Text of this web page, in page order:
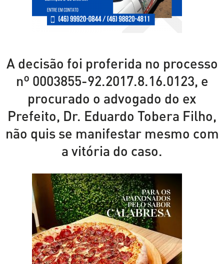
A decisão foi proferida no processo
nº 0003855-92.2017.8.16.0123, e
procurado o advogado do ex
Prefeito, Dr. Eduardo Tobera Filho,
não quis se manifestar mesmo com
a vitória do caso.